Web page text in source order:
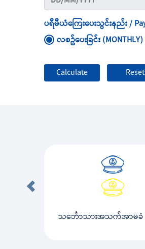
ပရီမီယံကြေးပေးသွင်းနည်း /
လစဥ်ပေးခြင်း (MONTHLY)
သင်္ဘောသားအသက်အာမခံ